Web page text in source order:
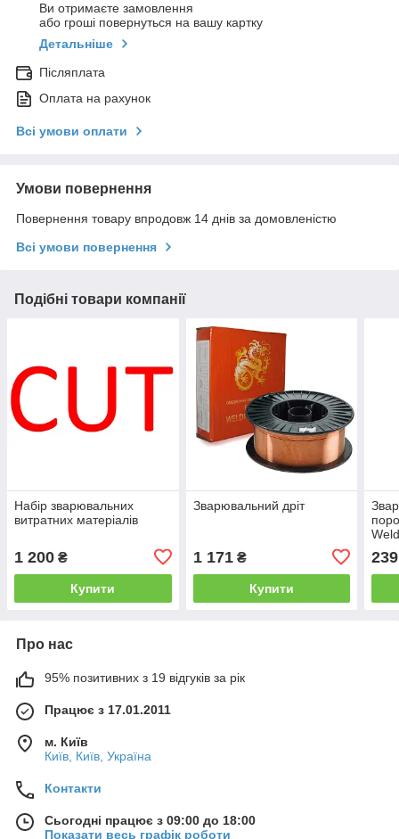
Ви отримаєте замовлення
або гроші повернуться на вашу картку
Детальніше
Післяплата
Оплата на рахунок
Всі умови оплати
Умови повернення
Повернення товару впродовж 14 днів за домовленістю
Всі умови повернення
Подібні товари компанії
Набір зварювальних
витратних матеріалів
1 200 ₴
Купити
Зварювальний дріт
1 171₴
Купити
239
Про нас
95% позитивних з 19 відгуків за рік
Працює з 17.01.2011
м. Київ
Київ, Київ, Україна
Контакти
Сьогодні працює з 09:00 до 18:00
Показати весь графік роботи